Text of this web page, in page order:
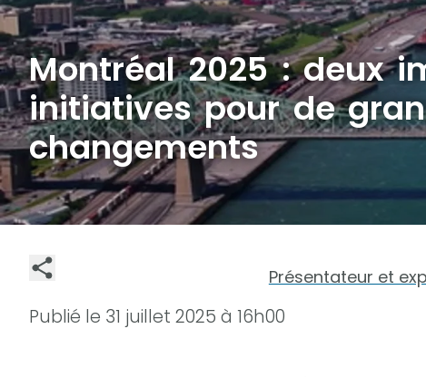
Montréal 2025 : deux
initiatives pour de
changements
Présentateur et
Publié le 31 juillet 2025 à 16h00